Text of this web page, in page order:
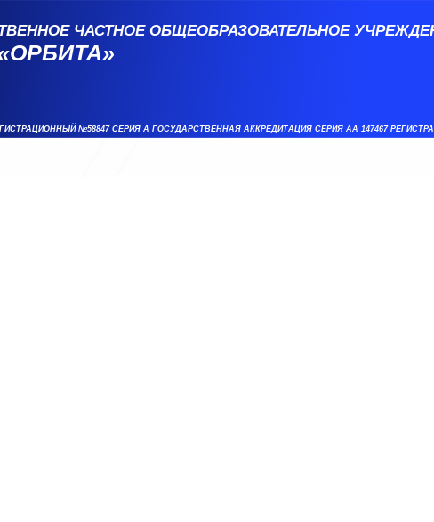
ЧАСТНОЕ ОБЩЕОБРАЗОВАТЕЛЬНОЕ
№58847 СЕРИЯ А ГОСУДАРСТВЕННАЯ АККРЕДИТАЦИЯ СЕРИЯ АА 147467